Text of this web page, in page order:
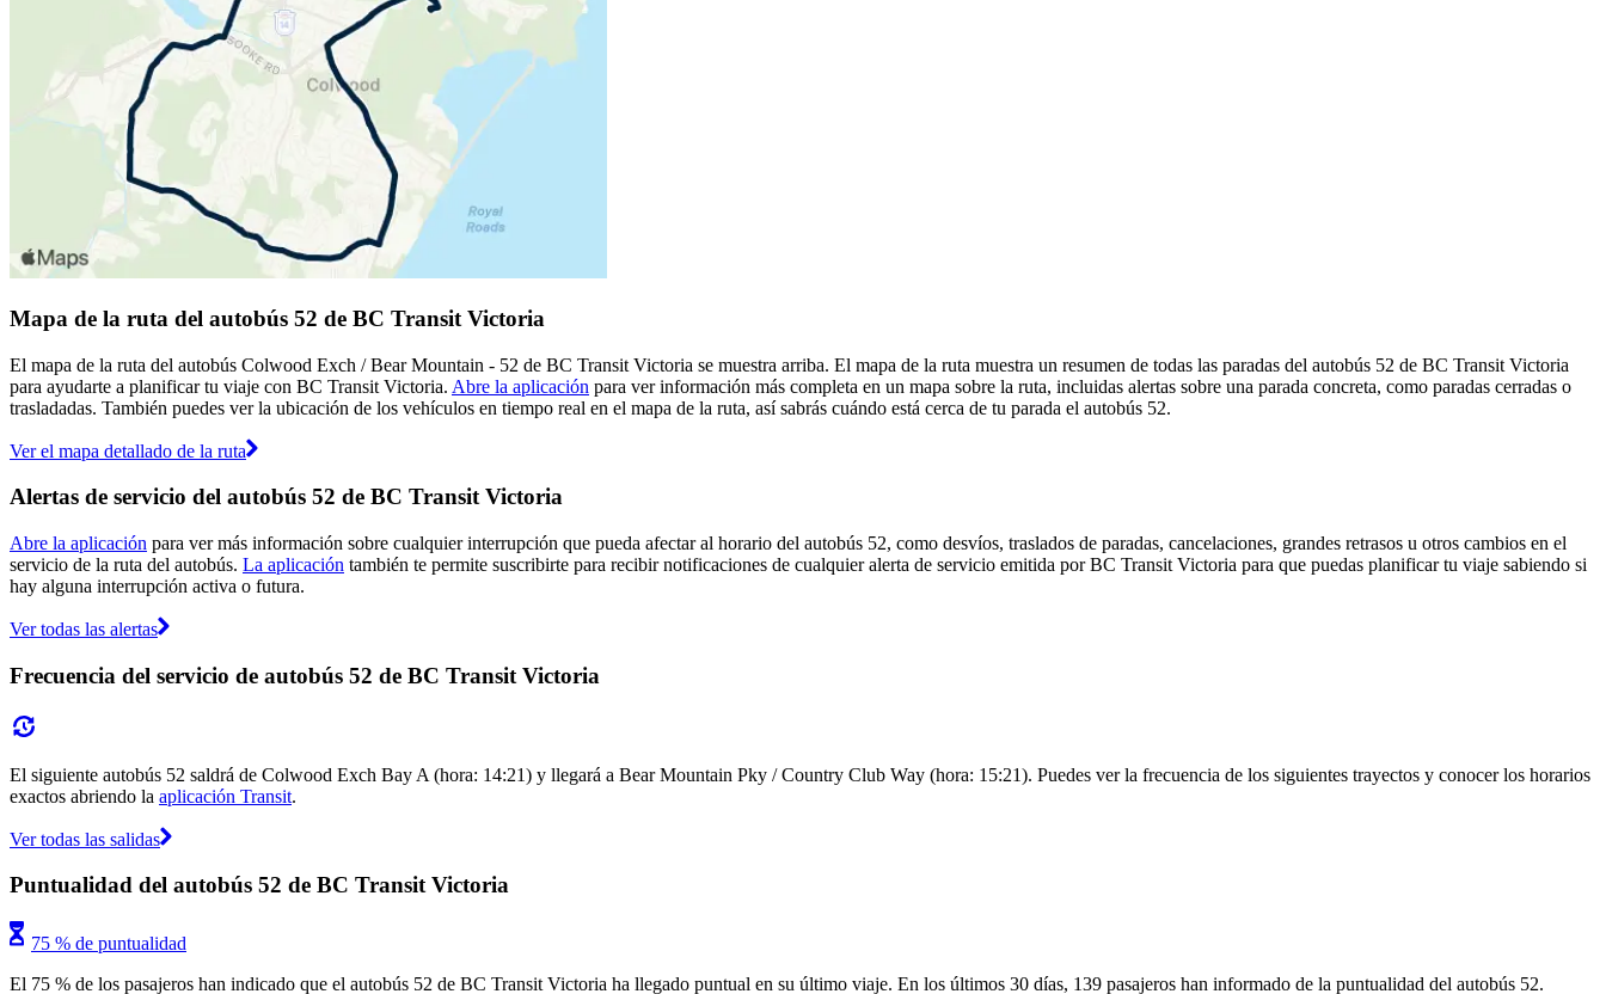
Mapa de la ruta del autobús 52 de BC Transit Victoria
El mapa de la ruta del autobús Colwood Exch / Bear Mountain - 52 de BC Transit Victoria se muestra arriba. El mapa de la ruta muestra un resumen de todas las paradas del autobús 52 de BC Transit Victoria
para ayudarte a planificar tu viaje con BC Transit Victoria. Abre la aplicación para ver información más completa en un mapa sobre la ruta, incluidas alertas sobre una parada concreta, como paradas cerradas o
trasladadas. También puedes ver la ubicación de los vehículos en tiempo real en el mapa de la ruta, así sabrás cuándo está cerca de tu parada el autobús 52.
Ver el mapa detallado de la ruta
Alertas de servicio del autobús 52 de BC Transit Victoria
Abre la aplicación para ver más información sobre cualquier interrupción que pueda afectar al horario del autobús 52, como desvíos, traslados de paradas, cancelaciones, grandes retrasos u otros cambios en el
servicio de la ruta del autobús. La aplicación también te permite suscribirte para recibir notificaciones de cualquier alerta de servicio emitida por BC Transit Victoria para que puedas planificar tu viaje sabiendo si
hay alguna interrupción activa o futura.
Ver todas las alertas
Frecuencia del servicio de autobús 52 de BC Transit Victoria
El siguiente autobús 52 saldrá de Colwood Exch Bay A (hora: 14:21) y llegará a Bear Mountain Pky / Country Club Way (hora: 15:21). Puedes ver la frecuencia de los siguientes trayectos y conocer los horarios
exactos abriendo la aplicación Transit.
Ver todas las salidas
Puntualidad del autobús 52 de BC Transit Victoria
75 % de puntualidad
El 75 % de los pasajeros han indicado que el autobús 52 de BC Transit Victoria ha llegado puntual en su último viaje. En los últimos 30 días, 139 pasajeros han informado de la puntualidad del autobús 52.